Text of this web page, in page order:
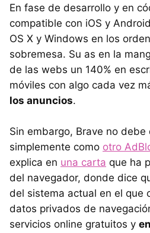
En fase de desarrollo y en
compatible con iOS y
OS X y Windows en los
sobremesa. Su as en la
de las webs un 140% en
móviles con algo cada vez
los anuncios.
Sin embargo, Brave no debe
simplemente como otro
explica en una carta que ha
del navegador, donde dice
del sistema actual en el que
datos privados de
servicios online gratuitos y